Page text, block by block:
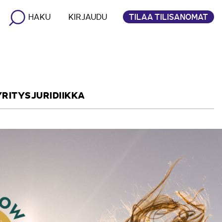
HAKU KIRJAUDU TILAA TILISANOMAT